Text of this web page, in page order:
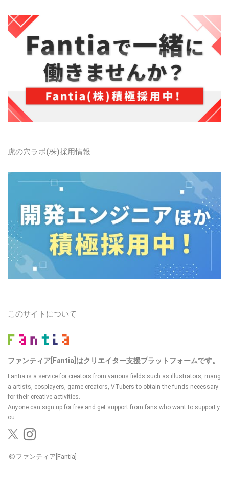
虎の穴ラボ(株)採用情報
このサイトについて
ファンティア[Fantia]はクリエイター支援プラットフォームです。
Fantia is a service for creators from various fields such as illustrators, mang
a artists, cosplayers, game creators, VTubers to obtain the funds necessary
for their creative activities.
Anyone can sign up for free and get support from fans who want to support y
ou.
ファンティア[Fantia]